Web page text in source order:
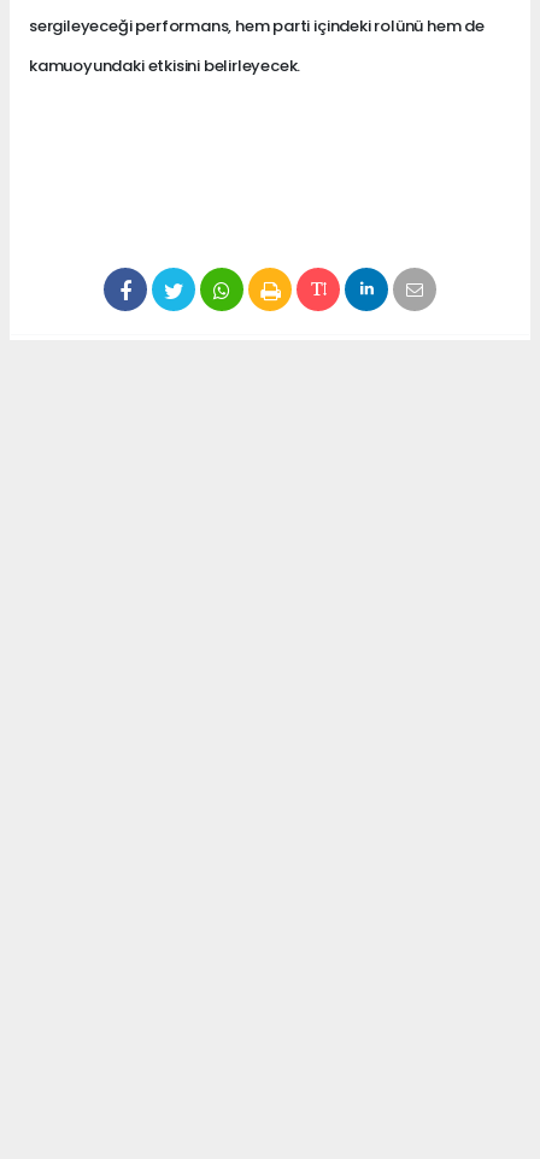
sergileyeceği performans, hem parti içindeki rolünü hem de
kamuoyundaki etkisini belirleyecek.